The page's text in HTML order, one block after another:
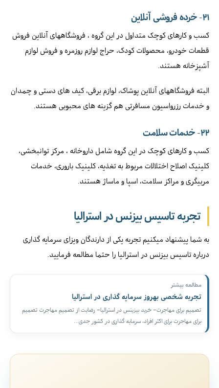
۲۱- خرده فروشی آنلاین
کسب و کارهای کوچک متداول در این گروه ، فروشگاههای آنلاین فروش
قطعات خودرو، محصولات کودک، حراج لوازم روزمره و فروش لوازم
آشپزخانه هستند.
البته فروشگاههای آنلاین پوشاک، لوازم برقی، کیف های دستی و چمدان
و خدمات رزرواسیون مسافرتی هم گزینه های محبوبی هستند.
۲۲- خدمات سلامت
کسب و کارهای کوچک در این گروه شامل داروخانه ، مرکز توانبخشی،
کلینیک اصلاح اختلالات مربوط به تغذیه، کلینیک باروری، خدمات
مربیگری و مراکز سلامت، اسپا و ماساژ هستند.
تجربه تاسیس بیزنس در استرالیا
به شما پیشنهاد میکنیم تجربه یکی از دارندگان ویزای سرمایه گذاری
درباره تاسیس بیزنس در استرالیا را حتما مطالعه فرمایید.
مطالعه بیشتر
تجربه شخصی بهروز سرمایه گذاری در استرالیا
تصمیم برای مهاجرت– خرید بیزینس در استرالیا– رضایت از تصمیم مهاجرت تصمیم
برای مهاجرت برای اکثر افراد، سرمایه گذاری در کشور جدی…